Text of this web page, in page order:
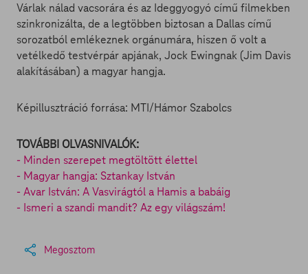
Várlak nálad vacsorára és az Ideggyogyó című filmekben
szinkronizálta, de a legtöbben biztosan a Dallas című
sorozatból emlékeznek orgánumára, hiszen ő volt a
vetélkedő testvérpár apjának, Jock Ewingnak (Jim Davis
alakításában) a magyar hangja.
Képillusztráció forrása: MTI/Hámor Szabolcs
TOVÁBBI OLVASNIVALÓK:
- Minden szerepet megtöltött élettel
- Magyar hangja: Sztankay István
- Avar István: A Vasvirágtól a Hamis a babáig
- Ismeri a szandi mandit? Az egy világszám!
Megosztom